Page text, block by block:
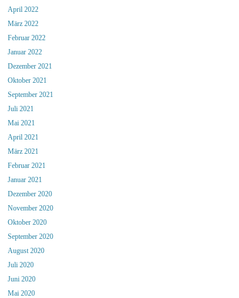
April 2022
März 2022
Februar 2022
Januar 2022
Dezember 2021
Oktober 2021
September 2021
Juli 2021
Mai 2021
April 2021
März 2021
Februar 2021
Januar 2021
Dezember 2020
November 2020
Oktober 2020
September 2020
August 2020
Juli 2020
Juni 2020
Mai 2020